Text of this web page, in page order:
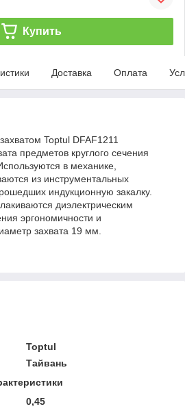
Купить
Доставка Оплата
Toptul DFAF1211
предметов круглого сечения
в механике,
из инструментальных
индукционную закалку.
диэлектрическим
эргономичности и
захвата 19 мм.
Toptul
Тайвань
0,45